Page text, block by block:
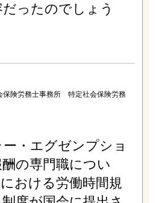
ったのでしょう
保険労務士事務所 特定社会保険労務
ー・エグゼンプショ
の専門職につい
おける労働時間規